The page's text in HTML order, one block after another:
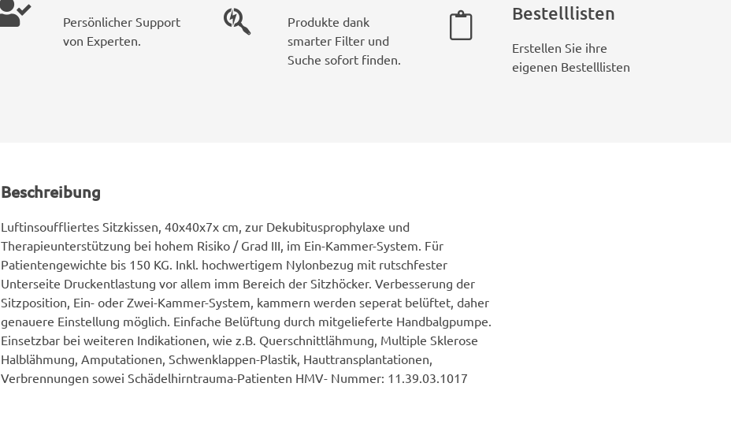
Persönlicher Support
von Experten.
Produkte dank
smarter Filter und
Suche sofort finden.
Bestelllisten
Erstellen Sie ihre
eigenen Bestelllisten
Beschreibung
Luftinsouffliertes Sitzkissen, 40x40x7x cm, zur Dekubitusprophylaxe und
Therapieunterstützung bei hohem Risiko / Grad III, im Ein-Kammer-System. Für
Patientengewichte bis 150 KG. Inkl. hochwertigem Nylonbezug mit rutschfester
Unterseite Druckentlastung vor allem imm Bereich der Sitzhöcker. Verbesserung der
Sitzposition, Ein- oder Zwei-Kammer-System, kammern werden seperat belüftet, daher
genauere Einstellung möglich. Einfache Belüftung durch mitgelieferte Handbalgpumpe.
Einsetzbar bei weiteren Indikationen, wie z.B. Querschnittlähmung, Multiple Sklerose
Halblähmung, Amputationen, Schwenklappen-Plastik, Hauttransplantationen,
Verbrennungen sowei Schädelhirntrauma-Patienten HMV- Nummer: 11.39.03.1017